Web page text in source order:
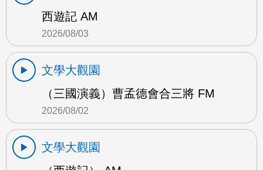
西遊記 AM
2026/08/03
文學大觀園
（三國演義）曹孟德會合三將 FM
2026/08/02
文學大觀園